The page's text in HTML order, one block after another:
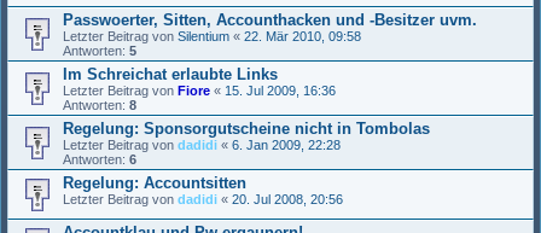
Passwoerter, Sitten, Accounthacken und -Besitzer uvm.
Letzter Beitrag von Silentium « 22. Mär 2010, 09:58
Antworten: 5
Im Schreichat erlaubte Links
Letzter Beitrag von Fiore « 15. Jul 2009, 16:36
Antworten: 8
Regelung: Sponsorgutscheine nicht in Tombolas
Letzter Beitrag von dadidi « 6. Jan 2009, 22:28
Antworten: 6
Regelung: Accountsitten
Letzter Beitrag von dadidi « 20. Jul 2008, 20:56